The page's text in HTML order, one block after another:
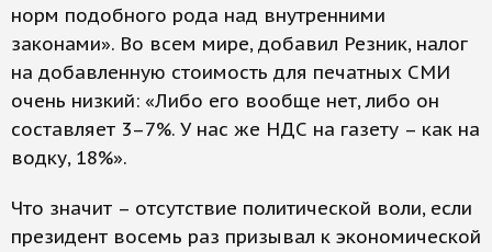
норм подобного рода над внутренними
законами». Во всем мире, добавил Резник, налог
на добавленную стоимость для печатных СМИ
очень низкий: «Либо его вообще нет, либо он
составляет 3–7%. У нас же НДС на газету – как на
водку, 18%».
Что значит – отсутствие политической воли, если
президент восемь раз призывал к экономической